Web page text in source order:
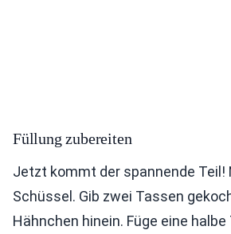
Füllung zubereiten
Jetzt kommt der spannende Teil!
Schüssel. Gib zwei Tassen
Hähnchen hinein. Füge eine